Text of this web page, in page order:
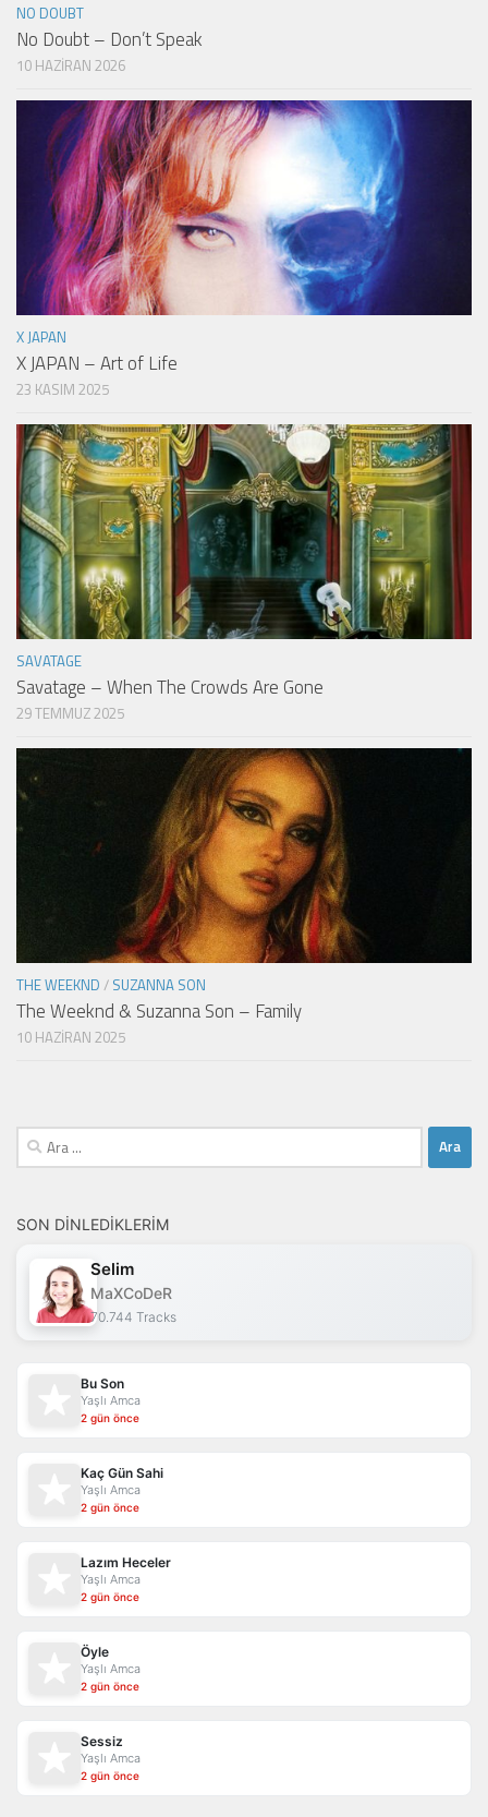
NO DOUBT
No Doubt – Don’t Speak
10 HAZIRAN 2026
X JAPAN
X JAPAN – Art of Life
23 KASIM 2025
SAVATAGE
Savatage – When The Crowds Are Gone
29 TEMMUZ 2025
THE WEEKND / SUZANNA SON
The Weeknd & Suzanna Son – Family
10 HAZIRAN 2025
Arama:
SON DINLEDIKLERIM
Selim
MaXCoDeR
70.744 Tracks
Bu Son
Yaşlı Amca
2 gün önce
Kaç Gün Sahi
Yaşlı Amca
2 gün önce
Lazım Heceler
Yaşlı Amca
2 gün önce
Öyle
Yaşlı Amca
2 gün önce
Sessiz
Yaşlı Amca
2 gün önce